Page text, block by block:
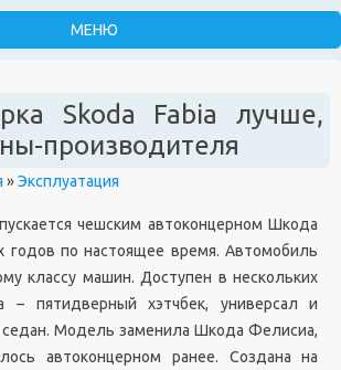
Skoda Fabia лучше,
производителя
»Эксплуатация
чешским автоконцерном Шкода
годов по настоящее время. Автомобиль
классу машин. Доступен в нескольких
– пятидверный хэтчбек, универсал и
Модель заменила Шкода Фелисиа,
автоконцерном ранее. Создана на